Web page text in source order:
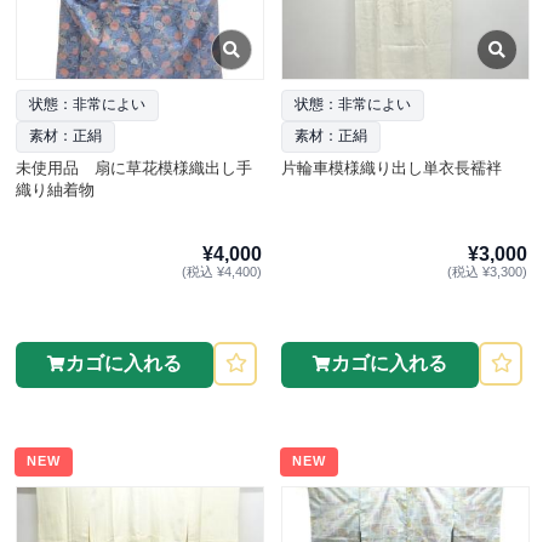
状態：非常によい
素材：正絹
未使用品 扇に草花模様織出し手
織り紬着物
¥4,000
(税込 ¥4,400)
カゴに入れる
状態：非常によい
素材：正絹
片輪車模様織り出し単衣長襦袢
¥3,000
(税込 ¥3,300)
カゴに入れる
NEW NEW